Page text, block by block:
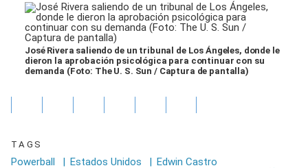
José Rivera saliendo de un tribunal de Los Ángeles, donde le
dieron la aprobación psicológica para continuar con su
demanda (Foto: The U. S. Sun / Captura de pantalla)
TAGS
Powerball | Estados Unidos | Edwin Castro